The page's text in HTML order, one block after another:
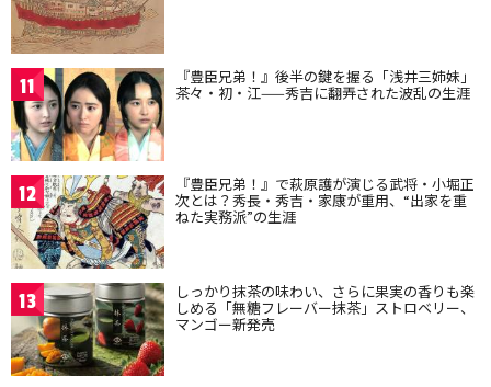
11 『豊臣兄弟！』後半の鍵を握る「浅井三姉妹」
茶々・初・江——秀吉に翻弄された波乱の生涯
12 『豊臣兄弟！』で萩原護が演じる武将・小堀正
次とは？秀長・秀吉・家康が重用、“出家を重
ねた実務派”の生涯
13 しっかり抹茶の味わい、さらに果実の香りも楽
しめる「無糖フレーバー抹茶」ストロベリー、
マンゴー新発売